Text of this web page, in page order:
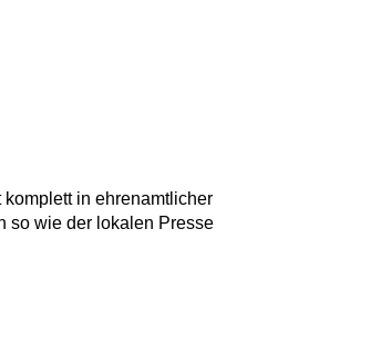
in ehrenamtlicher
so wie der lokalen Presse